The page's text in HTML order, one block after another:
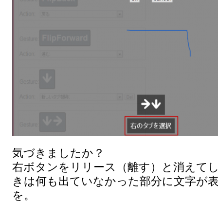
気づきましたか？
右ボタンをリリース（離す）と消えて
きは何も出ていなかった部分に文字が
を。